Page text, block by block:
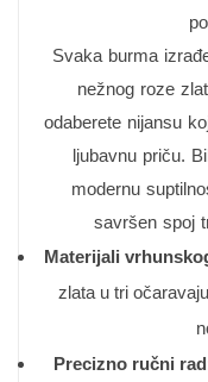
Svaka burma
nežnog roze
odaberete nijansu
ljubavnu priču.
modernu
savršen spoj
Materijali
zlata u tri
Precizno ručni